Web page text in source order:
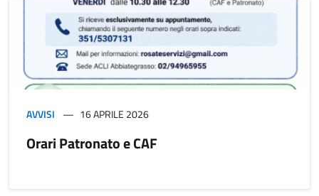
AVVISI 16 APRILE 2026
Orari Patronato e CAF